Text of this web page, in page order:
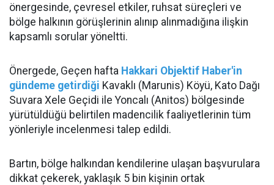
önergesinde, çevresel etkiler, ruhsat süreçleri ve
bölge halkının görüşlerinin alınıp alınmadığına ilişkin
kapsamlı sorular yöneltti.
Önergede, Geçen hafta Hakkari Objektif Haber'in
gündeme getirdiği Kavaklı (Marunis) Köyü, Kato Dağı
Suvara Xele Geçidi ile Yoncalı (Anitos) bölgesinde
yürütüldüğü belirtilen madencilik faaliyetlerinin tüm
yönleriyle incelenmesi talep edildi.
Bartın, bölge halkından kendilerine ulaşan başvurulara
dikkat çekerek, yaklaşık 5 bin kişinin ortak